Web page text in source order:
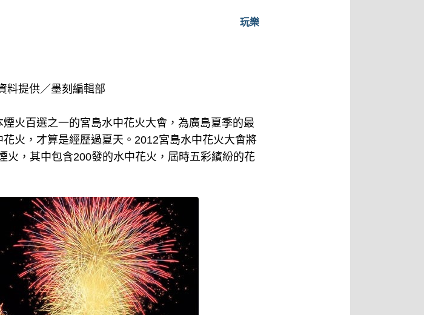
玩樂
料提供／墨刻編輯部
火百選之一的宮島水中花火大會，為廣島夏季的最
火，才算是經歷過夏天。2012宮島水中花火大會將
火，其中包含200發的水中花火，屆時五彩繽紛的花